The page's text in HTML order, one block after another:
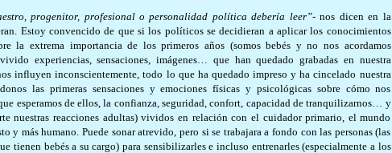
progenitor, profesional o personalidad política debería leer”-nos dicen en la
Estoy convencido de que si los políticos se decidieran a aplicar los conocimientos
la extrema importancia de los primeros años (somos bebés y no nos acordamos
experiencias, sensaciones, imágenes… que han quedado grabadas en nuestra
influyen inconscientemente, todo lo que ha quedado impreso y ha cincelado nuestra
las primeras sensaciones y emociones físicas y psicológicas sobre cómo nos
esperamos de ellos, la confianza, seguridad, confort, capacidad de tranquilizarnos… y
nuestras reacciones adultas) vividos en relación con el cuidador primario, el mundo
y más humano. Puede sonar atrevido, pero si se trabajara a fondo con las personas (las
tienen bebés a su cargo) para sensibilizarles e incluso entrenarles (especialmente a los